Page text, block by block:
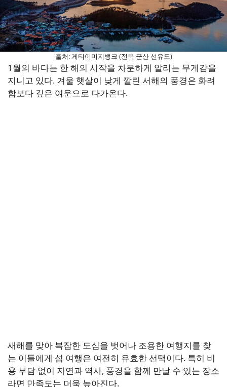
출처: 게티이미지뱅크 (전북 군산 선유도)
1월의 바다는 한 해의 시작을 차분하게 알리는 무게감을
지니고 있다. 겨울 햇살이 낮게 깔린 서해의 풍경은 화려
함보다 깊은 여운으로 다가온다.
새해를 맞아 복잡한 도심을 벗어나 조용한 여행지를 찾
는 이들에게 섬 여행은 여전히 유효한 선택이다. 특히 비
용 부담 없이 자연과 역사, 풍경을 함께 만날 수 있는 장소
라면 만족도는 더욱 높아진다.